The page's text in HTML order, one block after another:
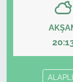
ALAPLI